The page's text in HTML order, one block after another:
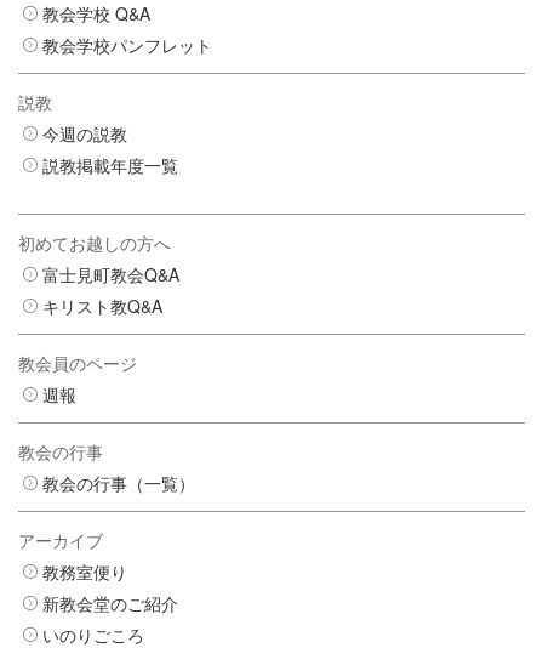
教会学校 Q&A
教会学校パンフレット
説教
今週の説教
説教掲載年度一覧
初めてお越しの方へ
富士見町教会Q&A
キリスト教Q&A
教会員のページ
週報
教会の行事
教会の行事（一覧）
アーカイブ
教務室便り
新教会堂のご紹介
いのりごころ